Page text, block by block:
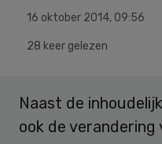
16 oktober 2014, 09:56
28 keer gelezen
Naast de
ook de verandering